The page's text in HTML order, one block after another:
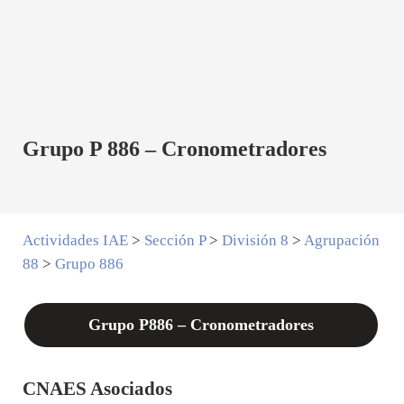
Grupo P 886 – Cronometradores
Actividades IAE> Sección P> División 8 > Agrupación
88 > Grupo 886
Grupo P886 – Cronometradores
CNAES Asociados